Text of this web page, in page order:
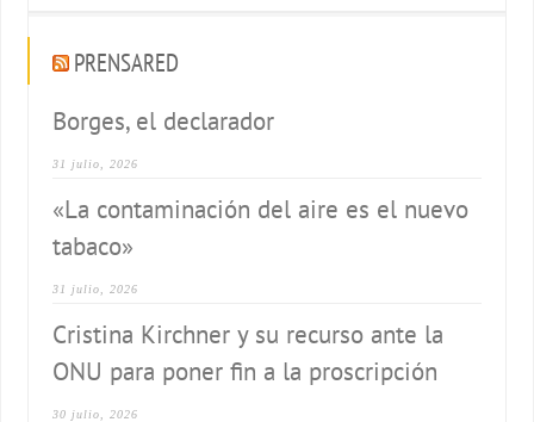
PRENSARED
Borges, el declarador
31 julio, 2026
«La contaminación del aire es el nuevo
tabaco»
31 julio, 2026
Cristina Kirchner y su recurso ante la
ONU para poner fin a la proscripción
30 julio, 2026